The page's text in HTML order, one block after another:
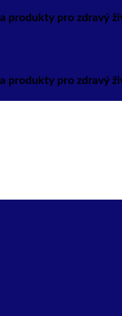
pro zdravý
pro zdravý